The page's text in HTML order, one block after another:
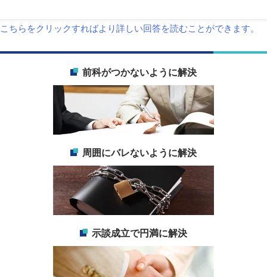
前科がつかないように解決
周囲にバレないように解決
示談成立で円満に解決
こちらをクリックすればより詳しい回答を読むことができます。